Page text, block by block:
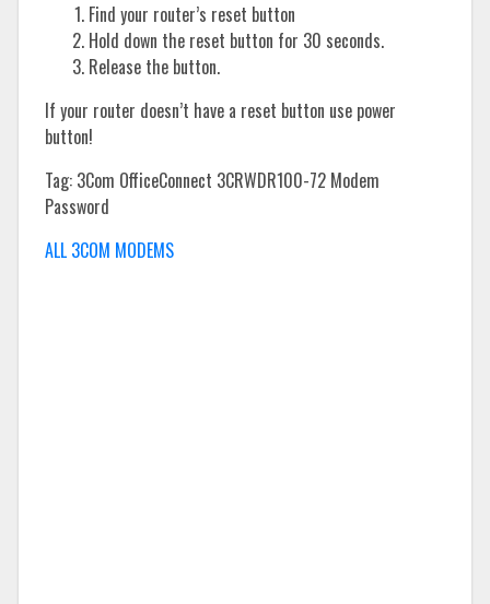
Find your router’s reset button
Hold down the reset button for 30 seconds.
Release the button.
If your router doesn’t have a reset button use power
button!
Tag: 3Com OfficeConnect 3CRWDR100-72 Modem
Password
ALL 3COM MODEMS